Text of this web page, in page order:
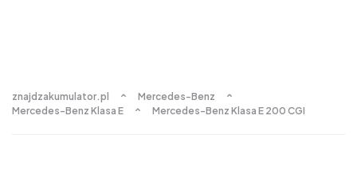
znajdzakumulator.pl
Mercedes-Benz
Mercedes-Benz Klasa E
Mercedes-Benz Klasa E 200 CGI